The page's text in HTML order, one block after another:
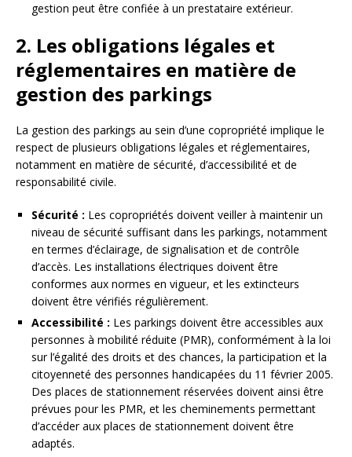
gestion peut être confiée à un prestataire extérieur.
2. Les obligations légales et
réglementaires en matière de
gestion des parkings
La gestion des parkings au sein d’une copropriété implique le
respect de plusieurs obligations légales et réglementaires,
notamment en matière de sécurité, d’accessibilité et de
responsabilité civile.
Sécurité : Les copropriétés doivent veiller à maintenir un
niveau de sécurité suffisant dans les parkings, notamment
en termes d’éclairage, de signalisation et de contrôle
d’accès. Les installations électriques doivent être
conformes aux normes en vigueur, et les extincteurs
doivent être vérifiés régulièrement.
Accessibilité : Les parkings doivent être accessibles aux
personnes à mobilité réduite (PMR), conformément à la loi
sur l’égalité des droits et des chances, la participation et la
citoyenneté des personnes handicapées du 11 février 2005.
Des places de stationnement réservées doivent ainsi être
prévues pour les PMR, et les cheminements permettant
d’accéder aux places de stationnement doivent être
adaptés.